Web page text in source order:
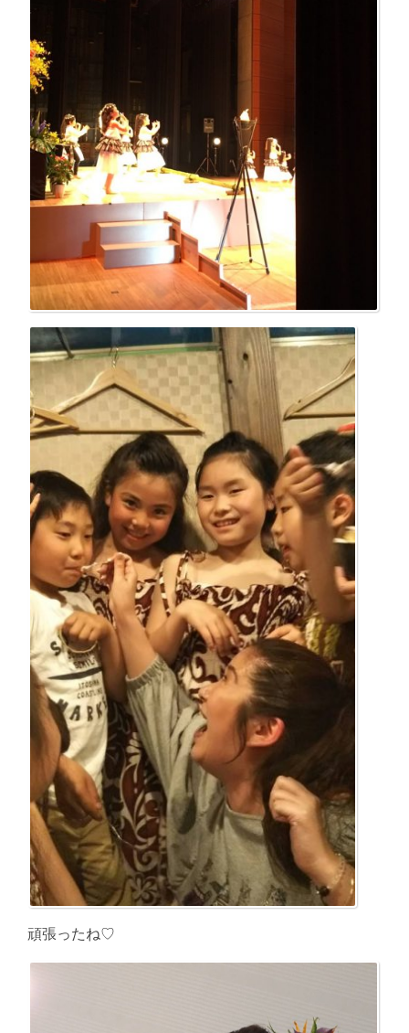
頑張ったね♡